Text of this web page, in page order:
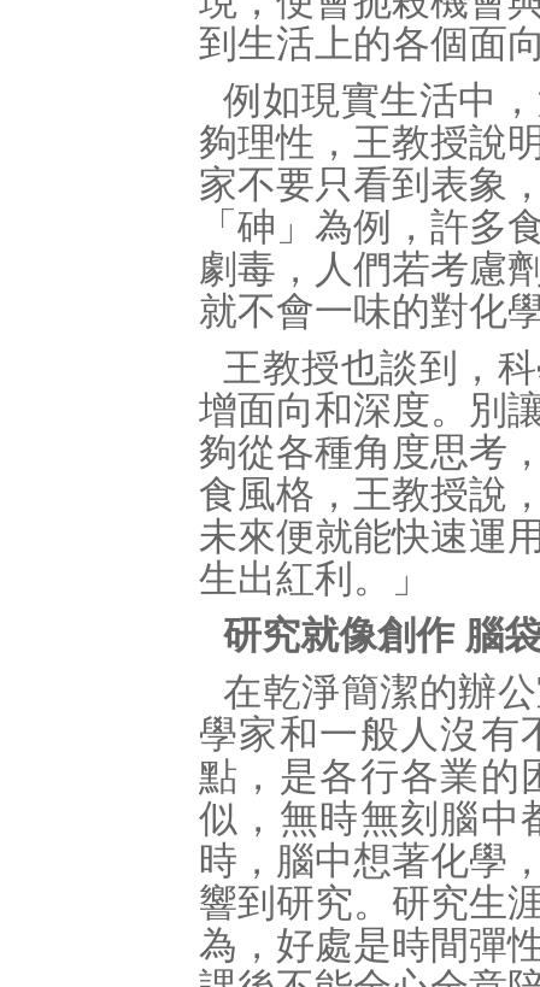
到生活上的各個面
例如現實生活中
夠理性，王教授說
家不要只看到表象
「砷」為例，許多
劇毒，人們若考慮
就不會一味的對化
王教授也談到，
增面向和深度。別
夠從各種角度思考
食風格，王教授說
未來便就能快速運
生出紅利。」
研究就像創作 腦
在乾淨簡潔的辦
學家和一般人沒有
點，是各行各業的
似，無時無刻腦中
時，腦中想著化學
響到研究。研究生
為，好處是時間彈